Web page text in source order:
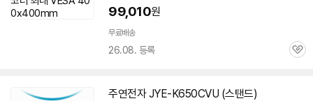
99,010원
무료배송
26.08. 등록
관
주연전자 JYE-K650CVU (스탠드)